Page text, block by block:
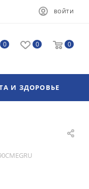
ВОЙТИ
0 0 0
И ЗДОРОВЬЕ